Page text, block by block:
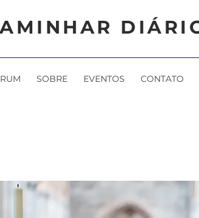
SOBRE EVENTOS CONTATO